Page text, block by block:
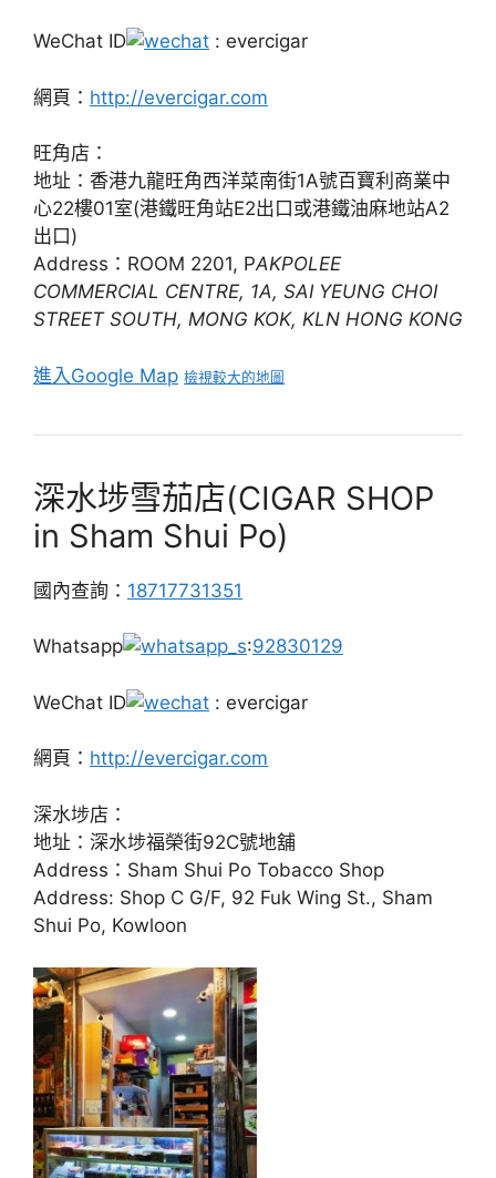
WeChat ID : evercigar
網頁： http://evercigar.com
旺角店：
地址：香港九龍旺角西洋菜南街1A號百寶利商業中
心22樓01室(港鐵旺角站E2出口或港鐵油麻地站A2
出口)
Address：ROOM 2201, PAKPOLEE
COMMERCIAL CENTRE, 1A, SAI YEUNG CHOI
STREET SOUTH, MONG KOK, KLN HONG KONG
進入Google Map 檢視較大的地圖
深水埗雪茄店(CIGAR SHOP
in Sham Shui Po)
國內查詢： 18717731351
Whatsapp :92830129
WeChat ID : evercigar
網頁： http://evercigar.com
深水埗店：
地址：深水埗福榮街92C號地舖
Address：Sham Shui Po Tobacco Shop
Address: Shop C G/F, 92 Fuk Wing St., Sham
Shui Po, Kowloon